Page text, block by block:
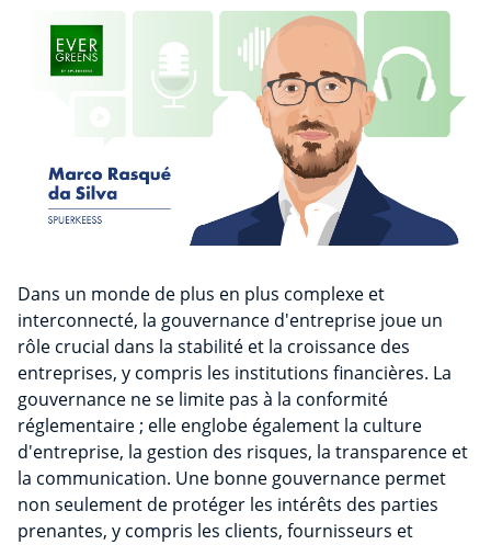
Dans un monde de plus en plus complexe et
interconnecté, la gouvernance d'entreprise joue un
rôle crucial dans la stabilité et la croissance des
entreprises, y compris les institutions financières. La
gouvernance ne se limite pas à la conformité
réglementaire ; elle englobe également la culture
d'entreprise, la gestion des risques, la transparence et
la communication. Une bonne gouvernance permet
non seulement de protéger les intérêts des parties
prenantes, y compris les clients, fournisseurs et